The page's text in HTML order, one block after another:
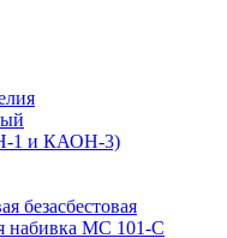
1 и КАОН-3)
безасбестовая
набивка МС 101-С